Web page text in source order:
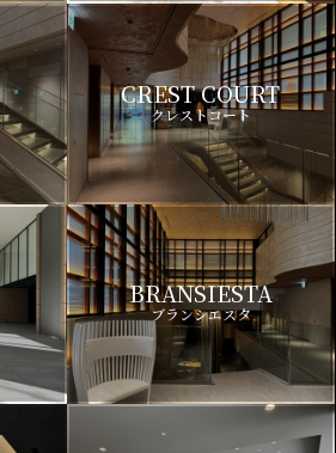
CREST COURT
クレストコート
BRANSIESTA
ブランシエスタ